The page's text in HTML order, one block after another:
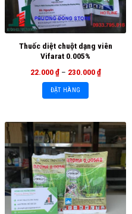
Thuốc diệt chuột dạng viên
Vifarat 0.005%
22.000₫ – 230.000₫
ĐẶT HÀNG